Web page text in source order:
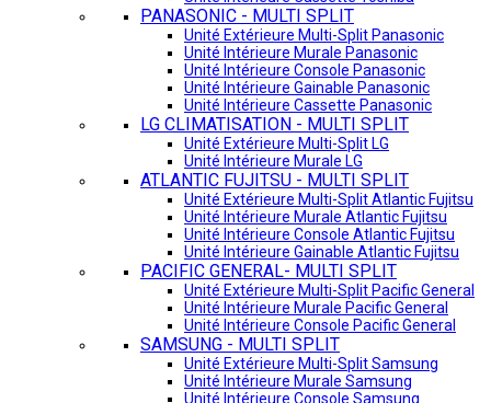
PANASONIC - MULTI SPLIT
Unité Extérieure Multi-Split Panasonic
Unité Intérieure Murale Panasonic
Unité Intérieure Console Panasonic
Unité Intérieure Gainable Panasonic
Unité Intérieure Cassette Panasonic
LG CLIMATISATION - MULTI SPLIT
Unité Extérieure Multi-Split LG
Unité Intérieure Murale LG
ATLANTIC FUJITSU - MULTI SPLIT
Unité Extérieure Multi-Split Atlantic Fujitsu
Unité Intérieure Murale Atlantic Fujitsu
Unité Intérieure Console Atlantic Fujitsu
Unité Intérieure Gainable Atlantic Fujitsu
PACIFIC GENERAL- MULTI SPLIT
Unité Extérieure Multi-Split Pacific General
Unité Intérieure Murale Pacific General
Unité Intérieure Console Pacific General
SAMSUNG - MULTI SPLIT
Unité Extérieure Multi-Split Samsung
Unité Intérieure Murale Samsung
Unité Intérieure Console Samsung